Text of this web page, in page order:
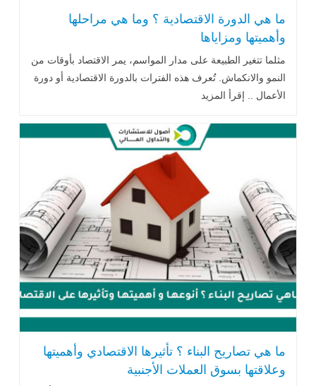
ما هي الدورة الاقتصادية ؟ وما هي مراحلها
وأهميتها ومزاياها
مثلما تتغير الطبيعة على مدار المواسم، يمر الاقتصاد بأوقات من
النمو والانكماش. تُعرف هذه الفترات بالدورة الاقتصادية أو دورة
الأعمال .. إقرأ المزيد
ما هي تصاريح البناء ؟ تأثيرها الاقتصادي وأهميتها
وعلاقتها بسوق العملات الأجنبية